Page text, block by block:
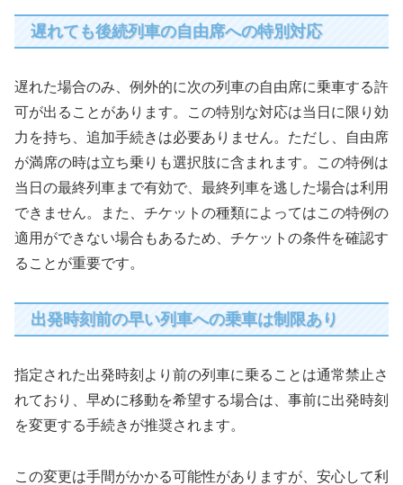
遅れても後続列車の自由席への特別対応
遅れた場合のみ、例外的に次の列車の自由席に乗車する許
可が出ることがあります。この特別な対応は当日に限り効
力を持ち、追加手続きは必要ありません。ただし、自由席
が満席の時は立ち乗りも選択肢に含まれます。この特例は
当日の最終列車まで有効で、最終列車を逃した場合は利用
できません。また、チケットの種類によってはこの特例の
適用ができない場合もあるため、チケットの条件を確認す
ることが重要です。
出発時刻前の早い列車への乗車は制限あり
指定された出発時刻より前の列車に乗ることは通常禁止さ
れており、早めに移動を希望する場合は、事前に出発時刻
を変更する手続きが推奨されます。
この変更は手間がかかる可能性がありますが、安心して利